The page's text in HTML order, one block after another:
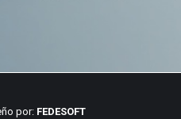
por: FEDESOFT